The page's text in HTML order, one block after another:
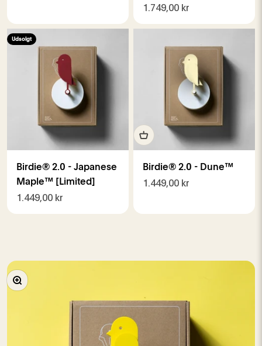
Salgspris
1.749,00 kr
Udsolgt
Birdie® 2.0 - Japanese
Maple™ [Limited]
Salgspris
1.449,00 kr
Birdie® 2.0 - Dune™
Salgspris
1.449,00 kr
Zoom